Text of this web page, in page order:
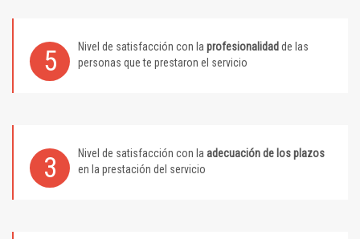
5 Nivel de satisfacción con la profesionalidad de las
personas que te prestaron el servicio
3 Nivel de satisfacción con la adecuación de los plazos
en la prestación del servicio